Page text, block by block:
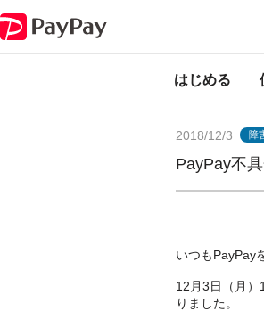
はじめる
2018/12/3 障
PayPay不
いつもPayPay
12月3日（月）
りました。